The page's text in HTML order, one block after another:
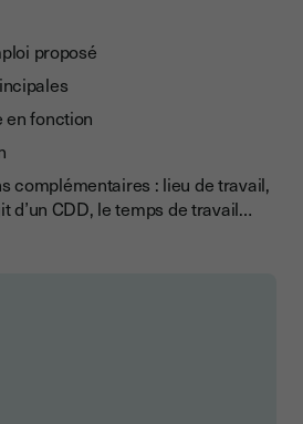
proposé
en fonction
complémentaires : lieu de travail,
d’un CDD, le temps de travail…